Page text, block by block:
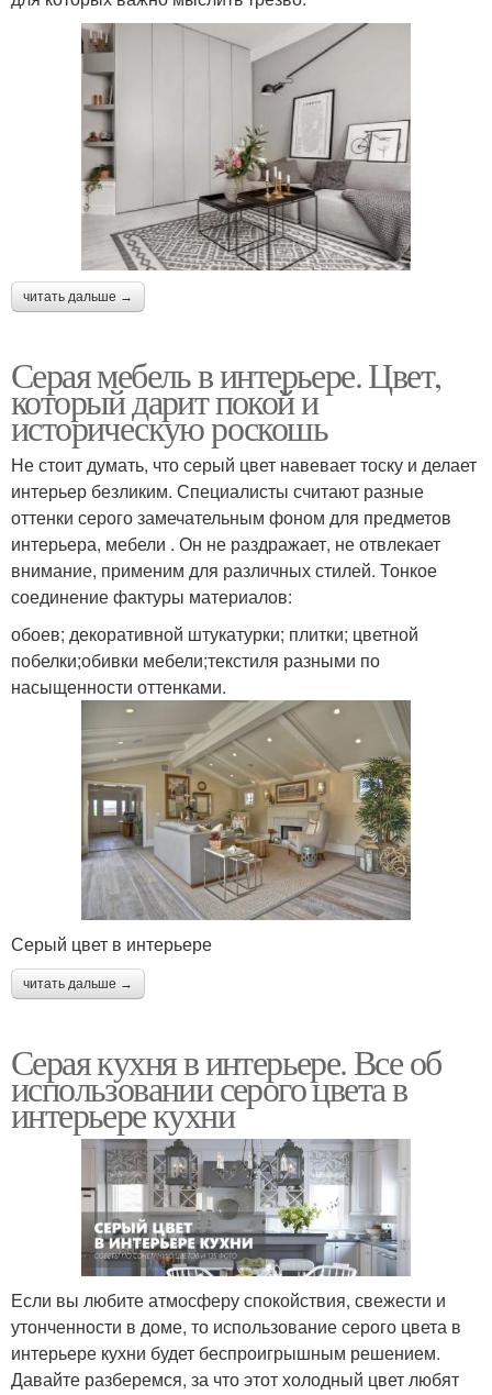
читать дальше →
Серая мебель в интерьере. Цвет,
который дарит покой и
историческую роскошь
Не стоит думать, что серый цвет навевает тоску и делает
интерьер безликим. Специалисты считают разные
оттенки серого замечательным фоном для предметов
интерьера, мебели . Он не раздражает, не отвлекает
внимание, применим для различных стилей. Тонкое
соединение фактуры материалов:
обоев; декоративной штукатурки; плитки; цветной
побелки;обивки мебели;текстиля разными по
насыщенности оттенками.
Серый цвет в интерьере
читать дальше →
Серая кухня в интерьере. Все об
использовании серого цвета в
интерьере кухни
Если вы любите атмосферу спокойствия, свежести и
утонченности в доме, то использование серого цвета в
интерьере кухни будет беспроигрышным решением.
Давайте разберемся, за что этот холодный цвет любят